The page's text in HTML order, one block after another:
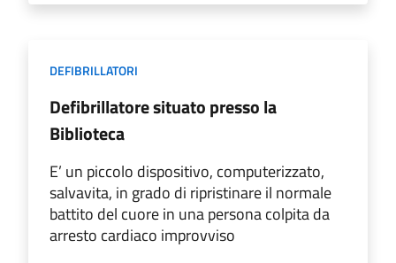
DEFIBRILLATORI
Defibrillatore situato presso la
Biblioteca
E’ un piccolo dispositivo, computerizzato,
salvavita, in grado di ripristinare il normale
battito del cuore in una persona colpita da
arresto cardiaco improvviso